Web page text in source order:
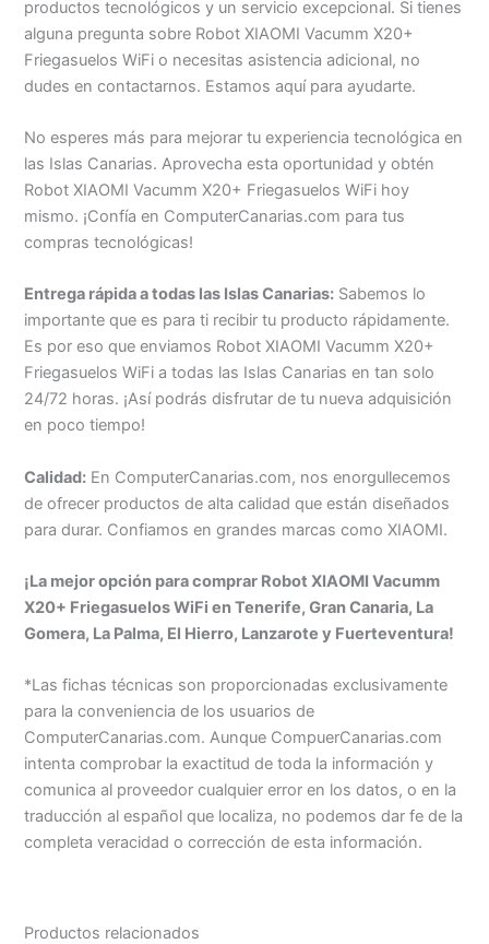
productos tecnológicos y un servicio excepcional. Si tienes
alguna pregunta sobre Robot XIAOMI Vacumm X20+
Friegasuelos WiFi o necesitas asistencia adicional, no
dudes en contactarnos. Estamos aquí para ayudarte.
No esperes más para mejorar tu experiencia tecnológica en
las Islas Canarias. Aprovecha esta oportunidad y obtén
Robot XIAOMI Vacumm X20+ Friegasuelos WiFi hoy
mismo. ¡Confía en ComputerCanarias.com para tus
compras tecnológicas!
Entrega rápida a todas las Islas Canarias: Sabemos lo
importante que es para ti recibir tu producto rápidamente.
Es por eso que enviamos Robot XIAOMI Vacumm X20+
Friegasuelos WiFi a todas las Islas Canarias en tan solo
24/72 horas. ¡Así podrás disfrutar de tu nueva adquisición
en poco tiempo!
Calidad: En ComputerCanarias.com, nos enorgullecemos
de ofrecer productos de alta calidad que están diseñados
para durar. Confiamos en grandes marcas como XIAOMI.
¡La mejor opción para comprar Robot XIAOMI Vacumm
X20+ Friegasuelos WiFi en Tenerife, Gran Canaria, La
Gomera, La Palma, El Hierro, Lanzarote y Fuerteventura!
*Las fichas técnicas son proporcionadas exclusivamente
para la conveniencia de los usuarios de
ComputerCanarias.com. Aunque CompuerCanarias.com
intenta comprobar la exactitud de toda la información y
comunica al proveedor cualquier error en los datos, o en la
traducción al español que localiza, no podemos dar fe de la
completa veracidad o corrección de esta información.
Productos relacionados